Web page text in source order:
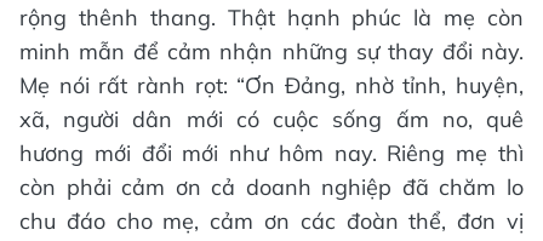
rộng thênh thang. Thật hạnh phúc là mẹ còn
minh mẫn để cảm nhận những sự thay đổi này.
Mẹ nói rất rành rọt: “Ơn Đảng, nhờ tỉnh, huyện,
xã, người dân mới có cuộc sống ấm no, quê
hương mới đổi mới như hôm nay. Riêng mẹ thì
còn phải cảm ơn cả doanh nghiệp đã chăm lo
chu đáo cho mẹ, cảm ơn các đoàn thể, đơn vị